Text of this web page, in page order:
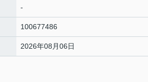
-
100677486
2026年08月06日